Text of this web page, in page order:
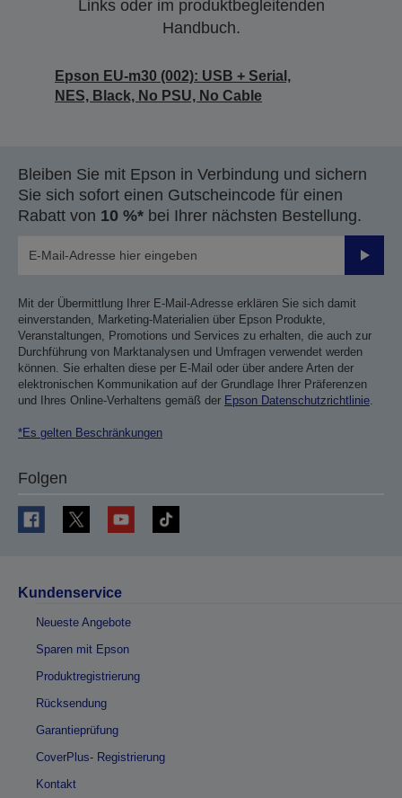
Links oder im produktbegleitenden
Handbuch.
Epson EU-m30 (002): USB + Serial,
NES, Black, No PSU, No Cable
Bleiben Sie mit Epson in Verbindung und sichern
Sie sich sofort einen Gutscheincode für einen
Rabatt von 10 %* bei Ihrer nächsten Bestellung.
Mit der Übermittlung Ihrer E-Mail-Adresse erklären Sie sich damit
einverstanden, Marketing-Materialien über Epson Produkte,
Veranstaltungen, Promotions und Services zu erhalten, die auch zur
Durchführung von Marktanalysen und Umfragen verwendet werden
können. Sie erhalten diese per E-Mail oder über andere Arten der
elektronischen Kommunikation auf der Grundlage Ihrer Präferenzen
und Ihres Online-Verhaltens gemäß der Epson Datenschutzrichtlinie
*Es gelten Beschränkungen
Folgen
Kundenservice
Neueste Angebote
Sparen mit Epson
Produktregistrierung
Rücksendung
Garantieprüfung
CoverPlus- Registrierung
Kontakt